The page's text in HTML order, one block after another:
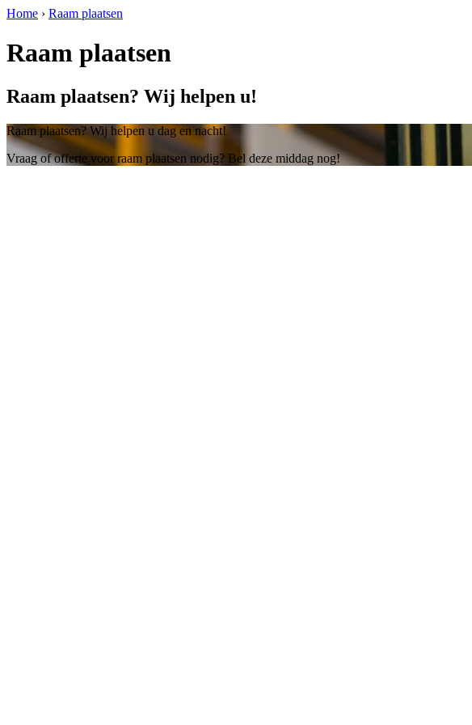
Home › Raam plaatsen
Raam plaatsen
Raam plaatsen? Wij helpen u!
Raam plaatsen? Wij helpen u dag en nacht!
Vraag of offerte voor raam plaatsen nodig? Bel deze middag nog!